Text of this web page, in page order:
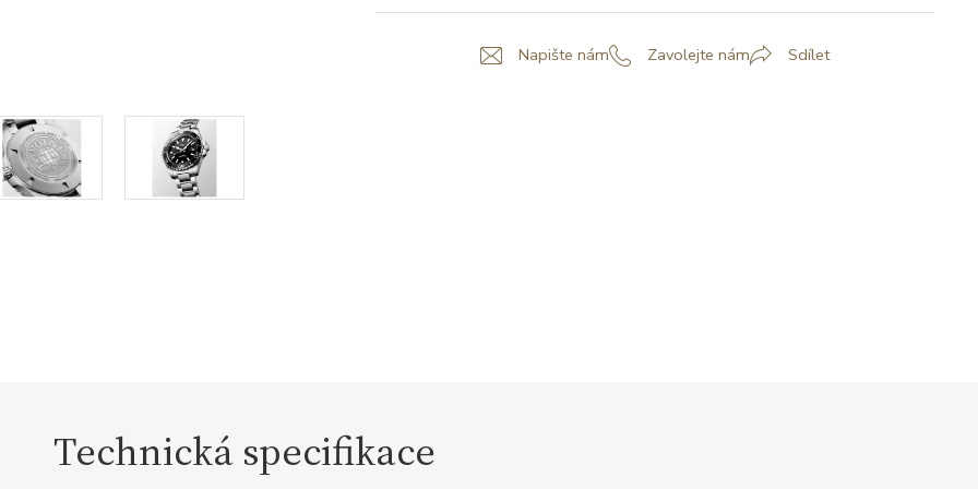
Napište nám Zavolejte nám Sdílet
Technická specifikace